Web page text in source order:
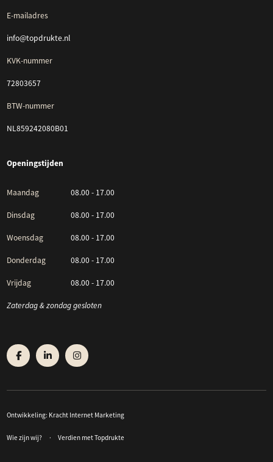
E-mailadres
info@topdrukte.nl
KVK-nummer
72803657
BTW-nummer
NL859242080B01
Openingstijden
Maandag 08.00 - 17.00
Dinsdag 08.00 - 17.00
Woensdag 08.00 - 17.00
Donderdag 08.00 - 17.00
Vrijdag 08.00 - 17.00
Zaterdag & zondag gesloten
Ontwikkeling: Kracht Internet Marketing
Wie zijn wij? Verdien met Topdrukte